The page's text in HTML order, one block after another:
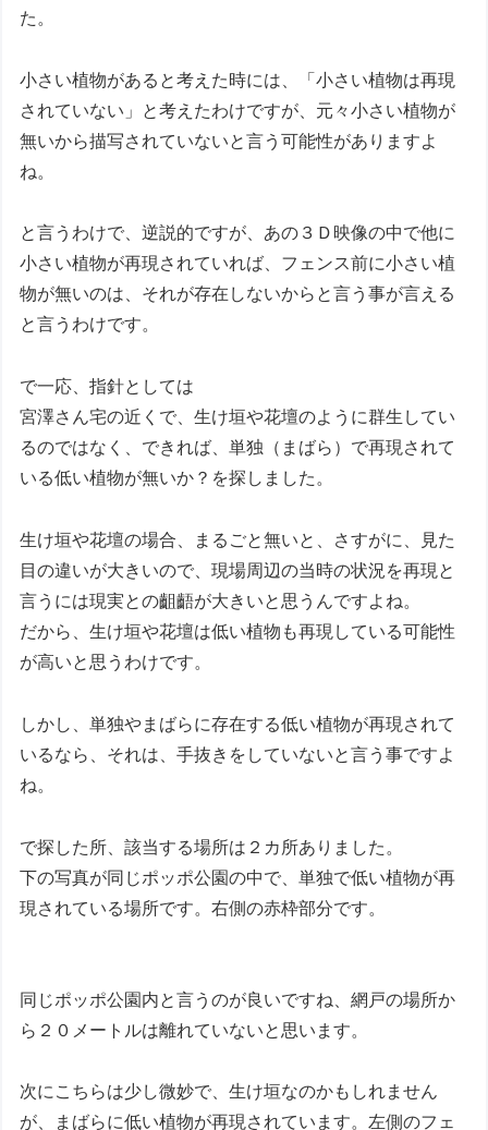
た。
小さい植物があると考えた時には、「小さい植物は再現
されていない」と考えたわけですが、元々小さい植物が
無いから描写されていないと言う可能性がありますよ
ね。
と言うわけで、逆説的ですが、あの３Ｄ映像の中で他に
小さい植物が再現されていれば、フェンス前に小さい植
物が無いのは、それが存在しないからと言う事が言える
と言うわけです。
で一応、指針としては
宮澤さん宅の近くで、生け垣や花壇のように群生してい
るのではなく、できれば、単独（まばら）で再現されて
いる低い植物が無いか？を探しました。
生け垣や花壇の場合、まるごと無いと、さすがに、見た
目の違いが大きいので、現場周辺の当時の状況を再現と
言うには現実との齟齬が大きいと思うんですよね。
だから、生け垣や花壇は低い植物も再現している可能性
が高いと思うわけです。
しかし、単独やまばらに存在する低い植物が再現されて
いるなら、それは、手抜きをしていないと言う事ですよ
ね。
で探した所、該当する場所は２カ所ありました。
下の写真が同じポッポ公園の中で、単独で低い植物が再
現されている場所です。右側の赤枠部分です。
同じポッポ公園内と言うのが良いですね、網戸の場所か
ら２０メートルは離れていないと思います。
次にこちらは少し微妙で、生け垣なのかもしれません
が、まばらに低い植物が再現されています。左側のフェ